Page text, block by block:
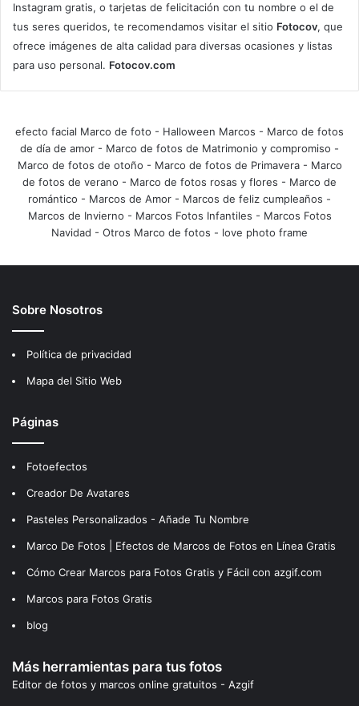
Instagram gratis, o tarjetas de felicitación con tu nombre o el de
tus seres queridos, te recomendamos visitar el sitio Fotocov, que
ofrece imágenes de alta calidad para diversas ocasiones y listas
para uso personal. Fotocov.com
efecto facial Marco de foto - Halloween Marcos - Marco de fotos
de día de amor - Marco de fotos de Matrimonio y compromiso -
Marco de fotos de otoño - Marco de fotos de Primavera- Marco
de fotos de verano - Marco de fotos rosas y flores - Marco de
romántico - Marcos de Amor - Marcos de feliz cumpleaños -
Marcos de Invierno - Marcos Fotos Infantiles - Marcos Fotos
Navidad - Otros Marco de fotos - love photo frame
Sobre Nosotros
Política de privacidad
Mapa del Sitio Web
Páginas
Fotoefectos
Creador De Avatares
Pasteles Personalizados - Añade Tu Nombre
Marco De Fotos | Efectos de Marcos de Fotos en Línea Gratis
Cómo Crear Marcos para Fotos Gratis y Fácil con azgif.com
Marcos para Fotos Gratis
blog
Más herramientas para tus fotos
Editor de fotos y marcos online gratuitos - Azgif